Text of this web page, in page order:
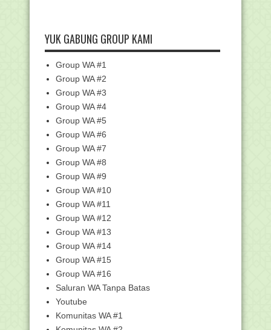
Soal + Kunci Jawaban PAS Kelas 3
Semester 1
Soal + Kunci Jawaban PAS Kelas 2
Semester 1
Soal + Kunci Jawaban PAS Kelas 1
Semester 1
Unduh Bank Soal Kelas 6 SD/MI, Berisi
Kisi-kisi d...
Unduh Bank Soal Kelas 5 SD/MI, Berisi
Kisi-kisi d...
Unduh Bank Soal Kelas 4 SD/MI, Berisi
Kisi-kisi d...
Unduh Bank Soal Kelas 3 SD/MI, Berisi
Kisi-kisi d...
Unduh Bank Soal Kelas 2 SD/MI, Berisi
Kisi-kisi d...
Unduh Bank Soal Kelas 1 SD/MI, Berisi
Kisi-kisi d...
Kemenag Gelar Sosialisasi KMA 1503
Tahun 2025 Seca...
Link Daftar dan Kumpulan Kunci
Jawaban Pelatihan D...
Kumpulan Kunci Jawaban Pelatihan
YUK GABUNG GROUP KAMI
Group WA #1
Group WA #2
Group WA #3
Group WA #4
Group WA #5
Group WA #6
Group WA #7
Group WA #8
Group WA #9
Group WA #10
Group WA #11
Group WA #12
Group WA #13
Group WA #14
Group WA #15
Group WA #16
Saluran WA Tanpa Batas
Youtube
Komunitas WA #1